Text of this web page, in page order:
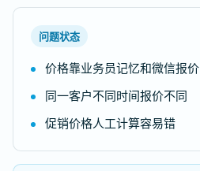
问题状态
价格靠业务员记忆和微信报价
同一客户不同时间报价不同
促销价格人工计算容易错